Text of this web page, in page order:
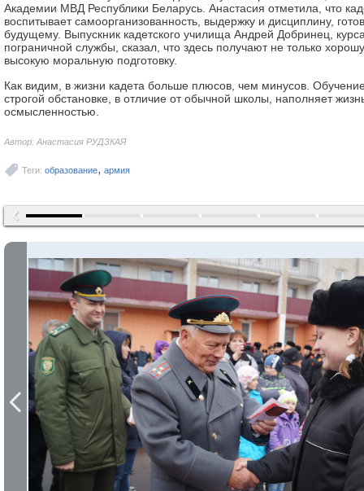
Академии МВД Республики Беларусь. Анастасия отметила, что
воспитывает самоорганизованность, выдержку и дисциплину,
будущему. Выпускник кадетского училища Андрей Добринец,
пограничной службы, сказал, что здесь получают не только
высокую моральную подготовку.
Как видим, в жизни кадета больше плюсов, чем минусов.
строгой обстановке, в отличие от обычной школы, наполняет
осмысленностью.
Автор: Анастасия РУДЗКАЯ
Теги: образование, армия